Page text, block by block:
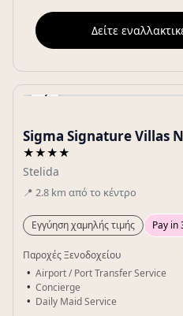
Δείτε
‹
Sigma Signature Villas
★★★★
Stelida
📍 2.8 km από το κέντρο
Εγγύηση χαμηλής τιμής Pay in
Παροχές Ξενοδοχείου
Airport / Port Transfer Service
Concierge
Daily Maid Service